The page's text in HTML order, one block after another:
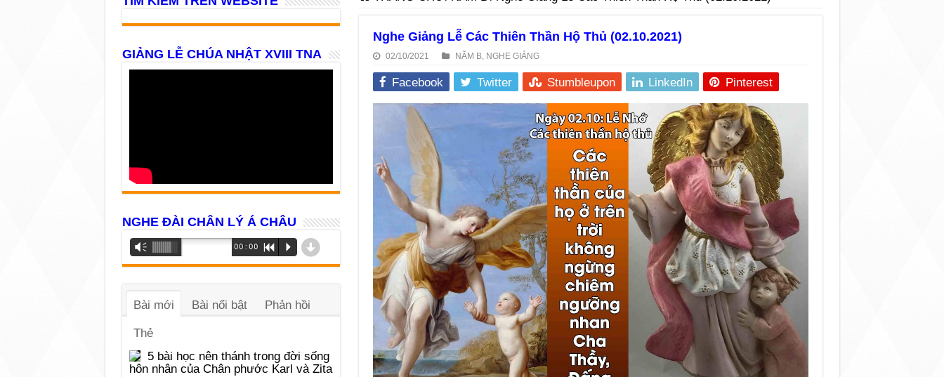
Nghe Giảng Lễ Các Thiên Thần Hộ Thủ (02.10.2021)
02/10/2021 NĂM B, NGHE GIẢNG
Facebook Twitter Stumbleupon LinkedIn Pinterest
GIẢNG LỄ CHÚA NHẬT XVIII TNA
NGHE ĐÀI CHÂN LÝ Á CHÂU
Trình
phát
âm
Vm 00:00 R P d
Bài mới Bài nổi bật Phản hồi
Thẻ
5 bài học nên thánh trong đời sống
hôn nhân của Chân phước Karl và Zita